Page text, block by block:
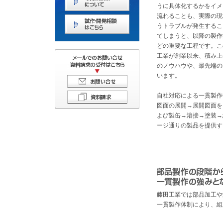
うに具体化するかをイ
流れることも、実際の
うトラブルが発生する
てしまうと、以降の製
どの重要な工程です。
工業が創業以来、積み
のノウハウや、最先端
います。
自社対応による一貫製
図面の展開→展開図面
よび製缶→溶接→塗装→
ージ通りの製品を提供
藤田工業では部品加工
一貫製作体制により、